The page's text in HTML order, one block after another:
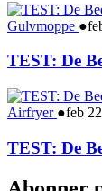
Gulvmoppe ●
TEST: De
Airfryer ●feb
TEST: De